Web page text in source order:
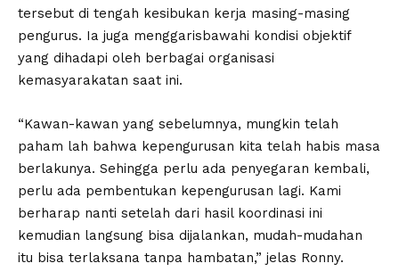
tersebut di tengah kesibukan kerja masing-masing
pengurus. Ia juga menggarisbawahi kondisi objektif
yang dihadapi oleh berbagai organisasi
kemasyarakatan saat ini.
“Kawan-kawan yang sebelumnya, mungkin telah
paham lah bahwa kepengurusan kita telah habis masa
berlakunya. Sehingga perlu ada penyegaran kembali,
perlu ada pembentukan kepengurusan lagi. Kami
berharap nanti setelah dari hasil koordinasi ini
kemudian langsung bisa dijalankan, mudah-mudahan
itu bisa terlaksana tanpa hambatan,” jelas Ronny.